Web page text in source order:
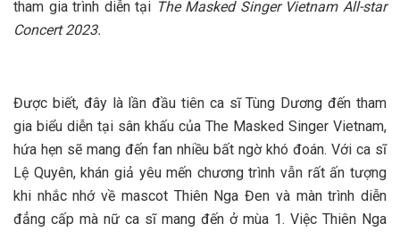
tham gia trình diễn tại The Masked Singer Vietnam All-star
Concert 2023.
Được biết, đây là lần đầu tiên ca sĩ Tùng Dương đến tham
gia biểu diễn tại sân khấu của The Masked Singer Vietnam,
hứa hẹn sẽ mang đến fan nhiều bất ngờ khó đoán. Với ca sĩ
Lệ Quyên, khán giả yêu mến chương trình vẫn rất ấn tượng
khi nhắc nhớ về mascot Thiên Nga Đen và màn trình diễn
đẳng cấp mà nữ ca sĩ mang đến ở mùa 1. Việc Thiên Nga